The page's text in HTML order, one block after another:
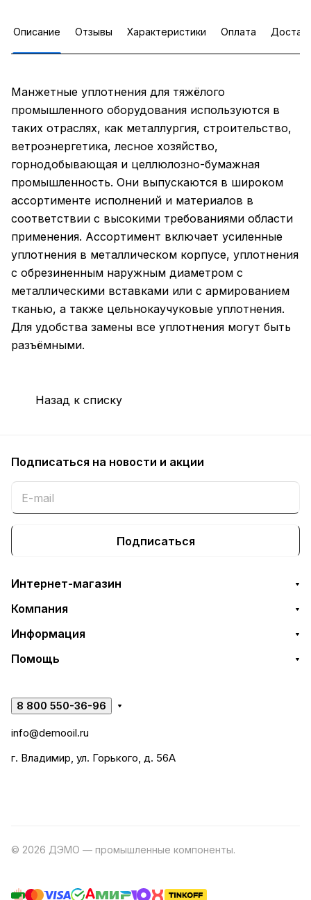
Описание Отзывы Характеристики Оплата
Манжетные уплотнения для тяжёлого
промышленного оборудования используются в
таких отраслях, как металлургия, строительство,
ветроэнергетика, лесное хозяйство,
горнодобывающая и целлюлозно-бумажная
промышленность. Они выпускаются в широком
ассортименте исполнений и материалов в
соответствии с высокими требованиями области
применения. Ассортимент включает усиленные
уплотнения в металлическом корпусе, уплотнения
с обрезиненным наружным диаметром с
металлическими вставками или с армированием
тканью, а также цельнокаучуковые уплотнения.
Для удобства замены все уплотнения могут быть
разъёмными.
Назад к списку
Подписаться на новости и акции
Подписаться
Интернет-магазин
Компания
Информация
Помощь
8 800 550-36-96
info@demooil.ru
г. Владимир, ул. Горького, д. 56А
© 2026 ДЭМО — промышленные компоненты.